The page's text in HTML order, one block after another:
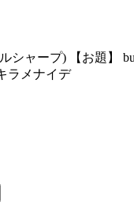
ラメナイデ